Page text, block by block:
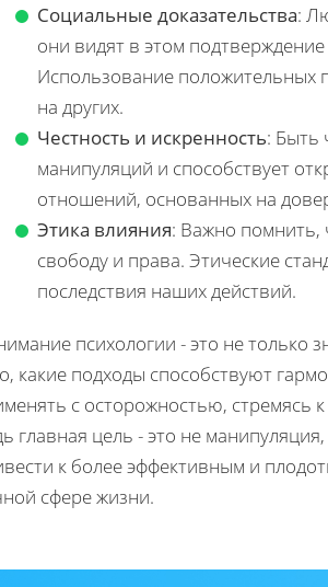
Социальные доказательства:
они видят в этом
Использование положительных
на других.
Честность и искренность: Быть
манипуляций и способствует
отношений, основанных на
Этика влияния: Важно помнить,
свободу и права. Этические
последствия наших действий.
психологии - это не только
какие подходы способствуют
с осторожностью,
главная цель - это не
к более эффективным и
сфере жизни.